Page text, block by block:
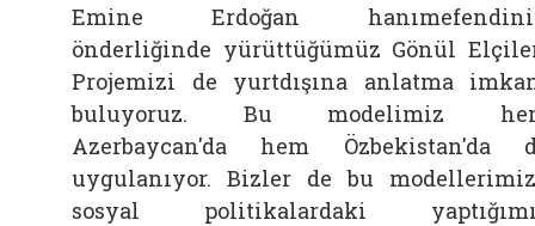
Emine Erdoğan
önderliğinde yürüttüğümüz Gönül
Projemizi de yurtdışına anlatma
buluyoruz. Bu modelimiz
Azerbaycan'da hem Özbekistan'da
uygulanıyor. Bizler de bu
sosyal politikalardaki